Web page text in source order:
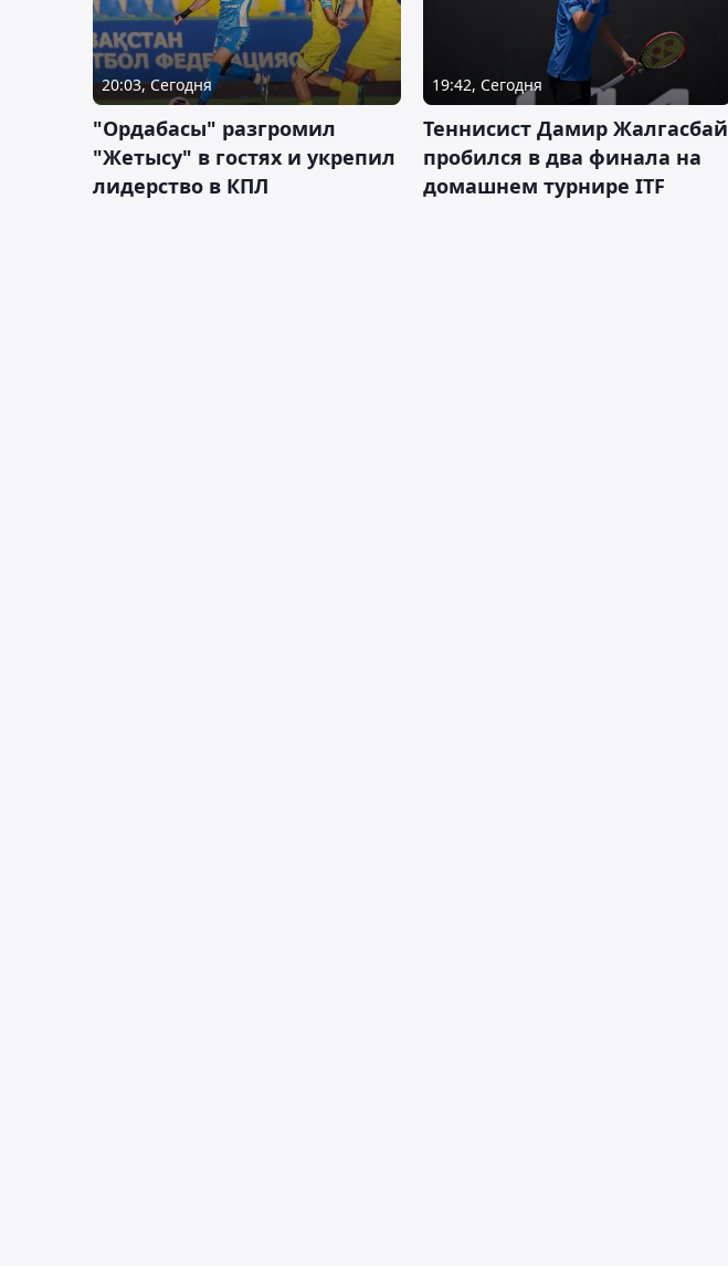
20:03, Сегодня
"Ордабасы" разгромил
"Жетысу" в гостях и укрепил
лидерство в КПЛ
19:42, Сегодня
Теннисист Дамир Жалгасбай
пробился в два финала на
домашнем турнире ITF